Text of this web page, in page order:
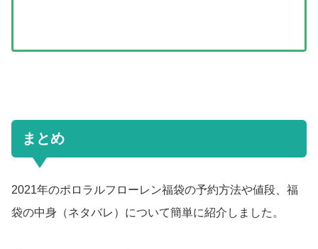
まとめ
2021年のポロラルフローレン福袋の予約方法や値段、福
袋の中身（ネタバレ）について簡単に紹介しました。